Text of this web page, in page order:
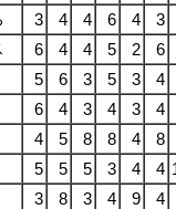
3 4 4 6 4 3
6 4 4 5 2 6
5 6 3 5 3 4
6 4 3 4 3 4
4 5 8 8 4 8
5 5 5 3 4 4
3 8 3 4 9 4